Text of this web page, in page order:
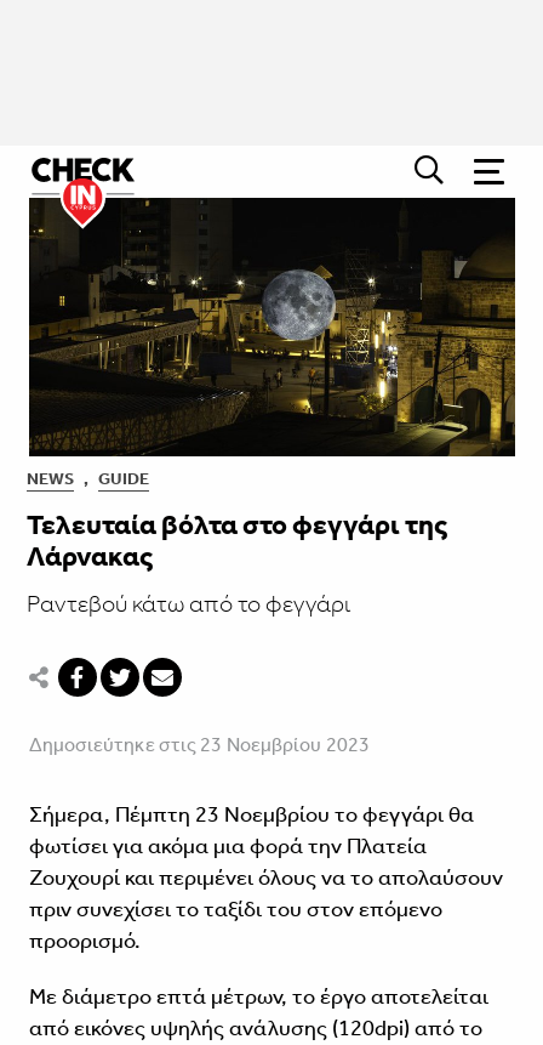
NEWS , GUIDE
Τελευταία βόλτα στο φεγγάρι της
Λάρνακας
Ραντεβού κάτω από το φεγγάρι
Δημοσιεύτηκε στις 23 Νοεμβρίου 2023
Σήμερα, Πέμπτη 23 Νοεμβρίου το φεγγάρι θα
φωτίσει για ακόμα μια φορά την Πλατεία
Ζουχουρί και περιμένει όλους να το απολαύσουν
πριν συνεχίσει το ταξίδι του στον επόμενο
προορισμό.
Με διάμετρο επτά μέτρων, το έργο αποτελείται
από εικόνες υψηλής ανάλυσης (120dpi) από το